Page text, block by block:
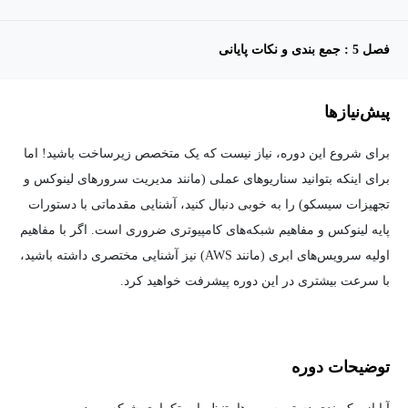
فصل 5 : جمع بندی و نکات پایانی
پیش‌نیاز‌ها
برای شروع این دوره، نیاز نیست که یک متخصص زیرساخت باشید! اما
برای اینکه بتوانید سناریوهای عملی (مانند مدیریت سرورهای لینوکس و
تجهیزات سیسکو) را به خوبی دنبال کنید، آشنایی مقدماتی با دستورات
پایه لینوکس و مفاهیم شبکه‌های کامپیوتری ضروری است. اگر با مفاهیم
اولیه سرویس‌های ابری (مانند AWS) نیز آشنایی مختصری داشته باشید،
با سرعت بیشتری در این دوره پیشرفت خواهید کرد.
توضیحات دوره